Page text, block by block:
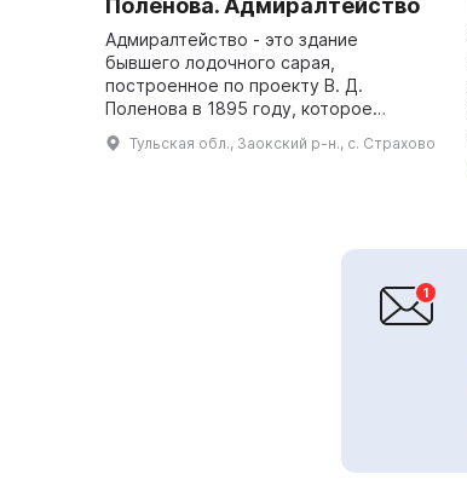
Поленова. Адмиралтейство
Адмиралтейство - это здание
бывшего лодочного сарая,
построенное по проекту В. Д.
Поленова в 1895 году, которое
использовалось для зимовки лодок.
Оно было построено в стиле
Тульская обл., Заокский р-н., с. Страхово